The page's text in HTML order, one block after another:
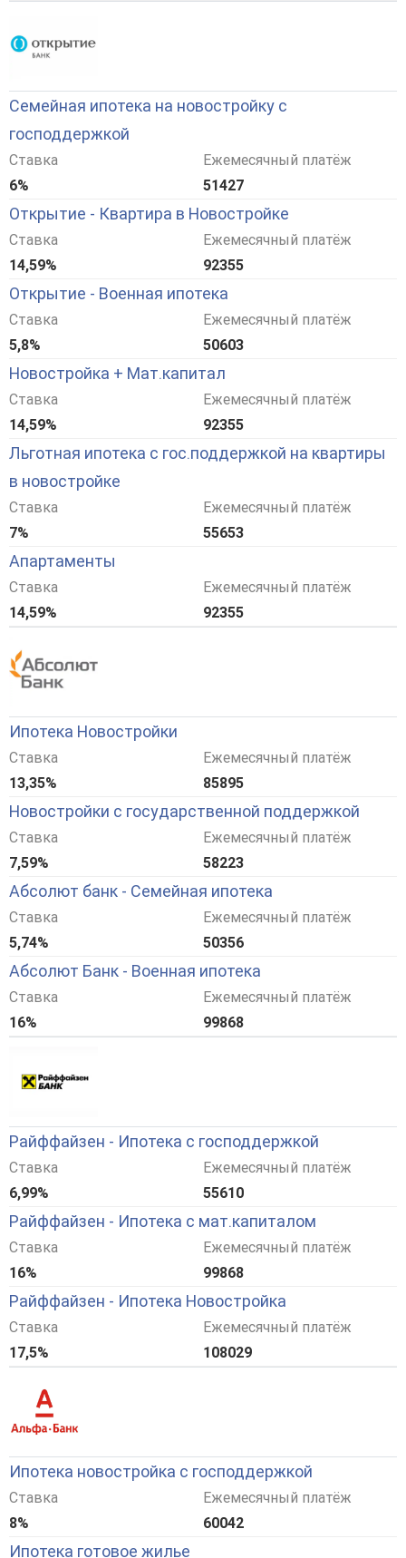
Семейная ипотека на новостройку с
господдержкой
Ставка
6%
Ежемесячный платёж
51427
Открытие - Квартира в Новостройке
Ставка
14,59%
Ежемесячный платёж
92355
Открытие - Военная ипотека
Ставка
5,8%
Ежемесячный платёж
50603
Новостройка + Мат.капитал
Ставка
14,59%
Ежемесячный платёж
92355
Льготная ипотека с гос.поддержкой на квартиры
в новостройке
Ставка
7%
Ежемесячный платёж
55653
Апартаменты
Ставка
14,59%
Ежемесячный платёж
92355
Ипотека Новостройки
Ставка
13,35%
Ежемесячный платёж
85895
Новостройки с государственной поддержкой
Ставка
7,59%
Ежемесячный платёж
58223
Абсолют банк - Семейная ипотека
Ставка
5,74%
Ежемесячный платёж
50356
Абсолют Банк - Военная ипотека
Ставка
16%
Ежемесячный платёж
99868
Райффайзен - Ипотека с господдержкой
Ставка
6,99%
Ежемесячный платёж
55610
Райффайзен - Ипотека с мат.капиталом
Ставка
16%
Ежемесячный платёж
99868
Райффайзен - Ипотека Новостройка
Ставка
17,5%
Ежемесячный платёж
108029
Ипотека новостройка с господдержкой
Ставка
8%
Ежемесячный платёж
60042
Ипотека готовое жилье